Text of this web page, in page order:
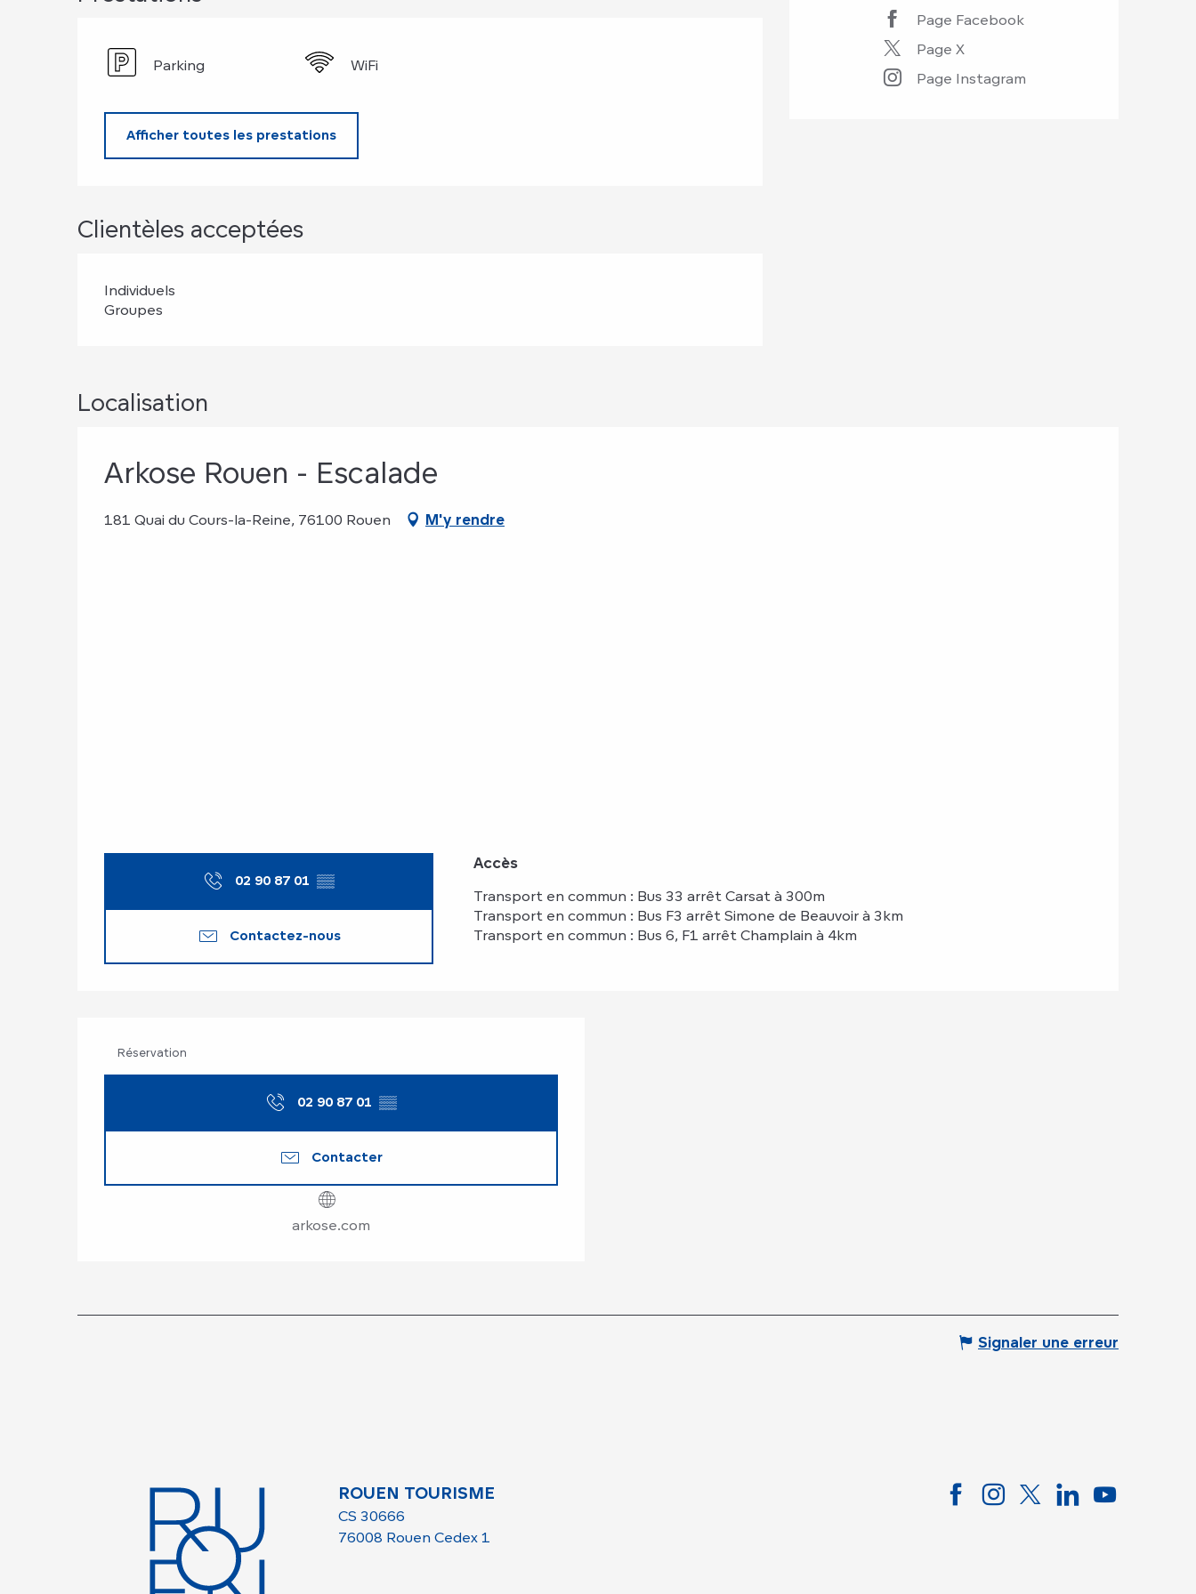
Page Facebook
Page X
Page Instagram
Parking WiFi
Afficher toutes les prestations
Clientèles acceptées
Individuels
Groupes
Localisation
Arkose Rouen - Escalade
181 Quai du Cours-la-Reine, 76100 Rouen M'y rendre
02 90 87 01 ▒▒
Contactez-nous
Accès
Accès
Transport en commun : Bus 33 arrêt Carsat à 300m
Transport en commun : Bus F3 arrêt Simone de Beauvoir à 3km
Transport en commun : Bus 6, F1 arrêt Champlain à 4km
Réservation
02 90 87 01 ▒▒
Contacter
arkose.com
Signaler une erreur
ROUEN TOURISME
CS 30666
76008 Rouen Cedex 1